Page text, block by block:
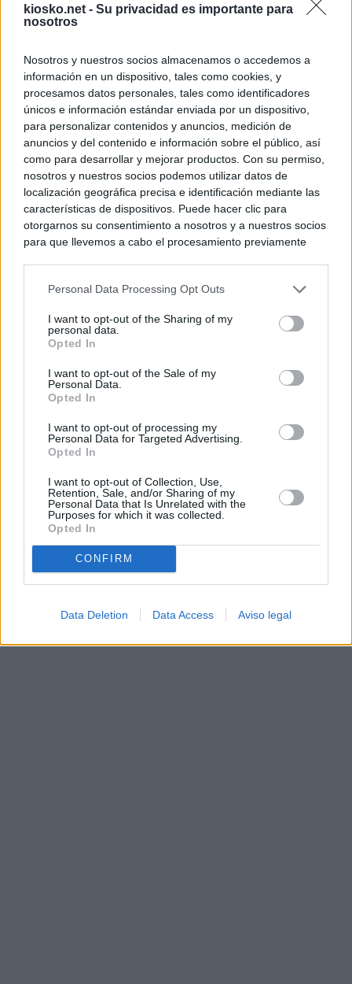
kiosko.net - Su privacidad es importante para
nosotros
Nosotros y nuestros socios almacenamos o accedemos a
información en un dispositivo, tales como cookies, y
procesamos datos personales, tales como identificadores
únicos e información estándar enviada por un dispositivo,
para personalizar contenidos y anuncios, medición de
anuncios y del contenido e información sobre el público, así
como para desarrollar y mejorar productos. Con su permiso,
nosotros y nuestros socios podemos utilizar datos de
localización geográfica precisa e identificación mediante las
características de dispositivos. Puede hacer clic para
otorgarnos su consentimiento a nosotros y a nuestros socios
para que llevemos a cabo el procesamiento previamente
negar su consentimiento. Tenga en cuenta que algún
de su consentimiento, pero usted tiene el derecho de
rechazar tal procesamiento. Sus preferencias se aplicarán
cualquier momento entrando de nuevo en este sitio web o
visitando nuestra política de privacidad.
Personal Data Processing Opt Outs
I want to opt-out of the Sharing of my
personal data.
Opted In
I want to opt-out of the Sale of my
Personal Data.
Opted In
I want to opt-out of processing my
Personal Data for Targeted Advertising.
Opted In
I want to opt-out of Collection, Use,
Retention, Sale, and/or Sharing of my
Personal Data that Is Unrelated with the
Purposes for which it was collected.
Opted In
CONFIRM
Data Deletion Data Access Aviso legal